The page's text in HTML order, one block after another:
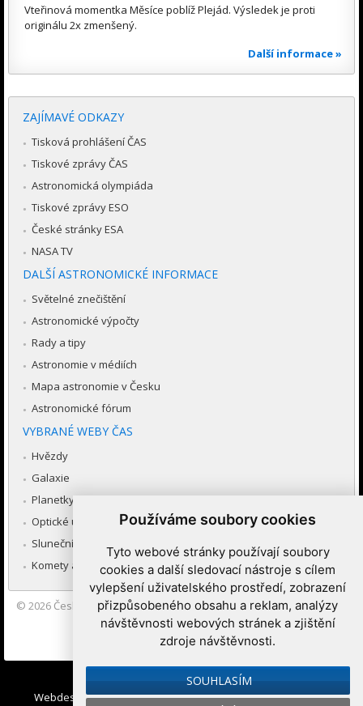
Používáme soubory cookies
Tyto webové stránky používají soubory
cookies a další sledovací nástroje s cílem
vylepšení uživatelského prostředí, zobrazení
přizpůsobeného obsahu a reklam, analýzy
návštěvnosti webových stránek a zjištění
zdroje návštěvnosti.
SOUHLASÍM
Vteřinová momentka Měsíce poblíž Plejád. Výsledek je proti
originálu 2x zmenšený.
Další informace »
ZAJÍMAVÉ ODKAZY
Tisková prohlášení ČAS
Tiskové zprávy ČAS
Astronomická olympiáda
Tiskové zprávy ESO
České stránky ESA
NASA TV
DALŠÍ ASTRONOMICKÉ INFORMACE
Světelné znečištění
Astronomické výpočty
Rady a tipy
Astronomie v médiích
Mapa astronomie v Česku
Astronomické fórum
VYBRANÉ WEBY ČAS
Hvězdy
Galaxie
Planetky
Optické úkazy v atmosféře
Sluneční soustava
Komety a meteory
© 2026 Česká astronomická společnost|Hvězdárna a planetárium
Brno spolupracuje se serverem Astro.cz
Webdesign:Medio interactive, Redakční systémIbis CMS: